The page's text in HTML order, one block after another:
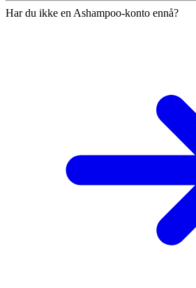
Har du ikke en Ashampoo-konto ennå?